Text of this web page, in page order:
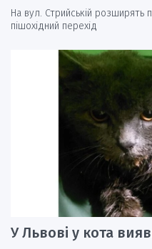
На вул. Стрийській
пішохідний перехід
У Львові у кота